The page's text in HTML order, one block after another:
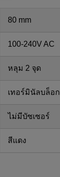
80 mm
100-240V AC
หลุม 2 จุด
เทอร์มินัลบล็อก
ไม่มีบัซเซอร์
สีแดง